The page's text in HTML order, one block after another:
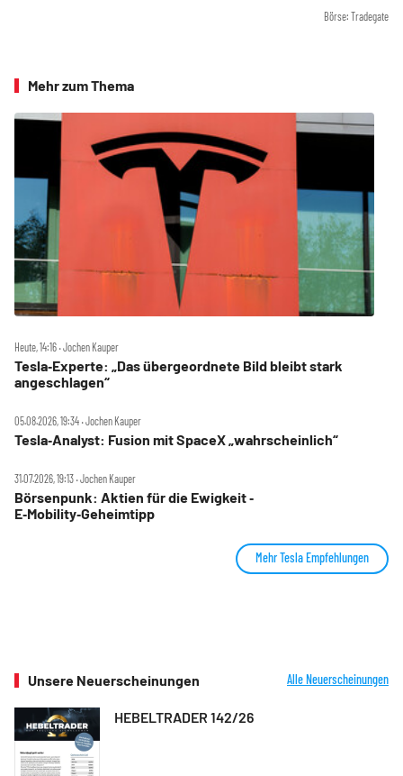
Börse: Tradegate
Mehr zum Thema
Heute, 14:16 ‧ Jochen Kauper
Tesla‑Experte: „Das übergeordnete Bild bleibt stark
angeschlagen“
05.08.2026, 19:34 ‧ Jochen Kauper
Tesla‑Analyst: Fusion mit SpaceX „wahrscheinlich“
31.07.2026, 19:13 ‧ Jochen Kauper
Börsenpunk: Aktien für die Ewigkeit ‑
E‑Mobility‑Geheimtipp
Mehr Tesla Empfehlungen
Unsere Neuerscheinungen Alle Neuerscheinungen
HEBELTRADER 142/26